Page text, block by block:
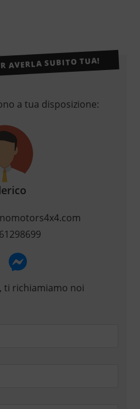
AVERLA SUBITO TUA!
a tua disposizione:
ti richiamiamo noi